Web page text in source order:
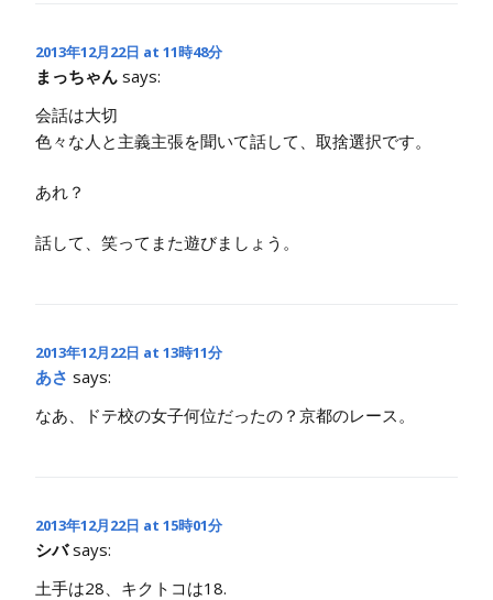
2013年12月22日 at 11時48分
まっちゃん says:
会話は大切
色々な人と主義主張を聞いて話して、取捨選択です。
あれ？
話して、笑ってまた遊びましょう。
2013年12月22日 at 13時11分
あさ says:
なあ、ドテ校の女子何位だったの？京都のレース。
2013年12月22日 at 15時01分
シバ says:
土手は28、キクトコは18.